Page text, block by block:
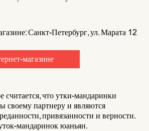
Санкт-Петербург, ул. Марата 12
магазине
считается, что утки-мандаринки
своему партнеру и являются
привязанности и верности.
мандаринок юаньян.